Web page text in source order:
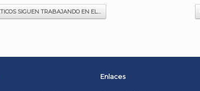
SIGUEN TRABAJANDO EN EL…
Enlaces